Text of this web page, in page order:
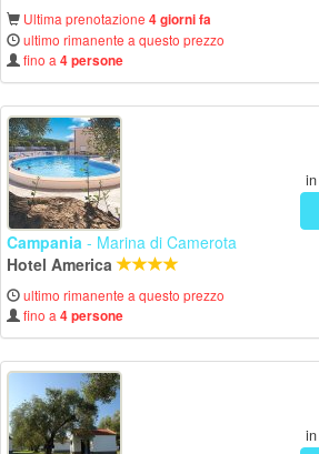
Ultima prenotazione 4 giorni fa
ultimo rimanente a questo prezzo
fino a 4 persone
in
Campania - Marina di Camerota
Hotel America
ultimo rimanente a questo prezzo
fino a 4 persone
in